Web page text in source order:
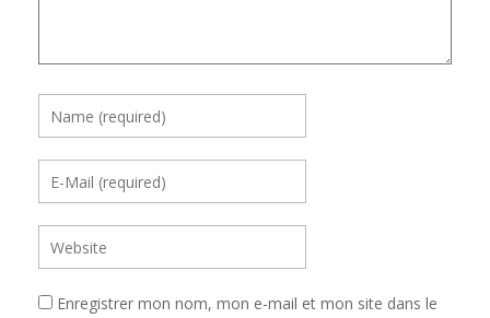
Enregistrer mon nom, mon e-mail et mon site dans le